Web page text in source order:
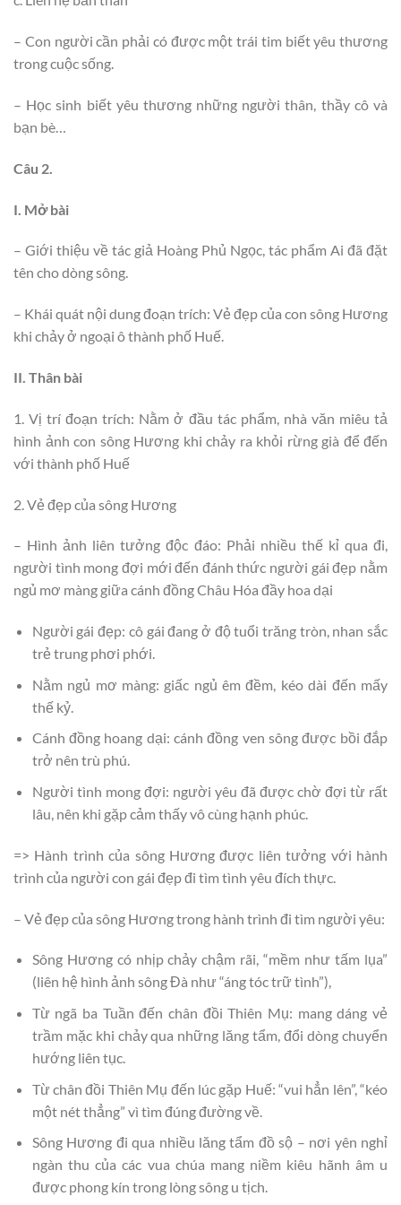
– Con người cần phải có được một trái tim biết yêu thương
trong cuộc sống.
– Học sinh biết yêu thương những người thân, thầy cô và
bạn bè…
Câu 2.
I. Mở bài
– Giới thiệu về tác giả Hoàng Phủ Ngọc, tác phẩm Ai đã đặt
tên cho dòng sông.
– Khái quát nội dung đoạn trích: Vẻ đẹp của con sông Hương
khi chảy ở ngoại ô thành phố Huế.
II. Thân bài
1. Vị trí đoạn trích: Nằm ở đầu tác phẩm, nhà văn miêu tả
hình ảnh con sông Hương khi chảy ra khỏi rừng già để đến
với thành phố Huế
2. Vẻ đẹp của sông Hương
– Hình ảnh liên tưởng độc đáo: Phải nhiều thế kỉ qua đi,
người tình mong đợi mới đến đánh thức người gái đẹp nằm
ngủ mơ màng giữa cánh đồng Châu Hóa đầy hoa dại
Người gái đẹp: cô gái đang ở độ tuổi trăng tròn, nhan sắc
trẻ trung phơi phới.
Nằm ngủ mơ màng: giấc ngủ êm đềm, kéo dài đến mấy
thế kỷ.
Cánh đồng hoang dại: cánh đồng ven sông được bồi đắp
trở nên trù phú.
Người tình mong đợi: người yêu đã được chờ đợi từ rất
lâu, nên khi gặp cảm thấy vô cùng hạnh phúc.
=> Hành trình của sông Hương được liên tưởng với hành
trình của người con gái đẹp đi tìm tình yêu đích thực.
– Vẻ đẹp của sông Hương trong hành trình đi tìm người yêu:
Sông Hương có nhịp chảy chậm rãi, “mềm như tấm lụa”
(liên hệ hình ảnh sông Đà như “áng tóc trữ tình”),
Từ ngã ba Tuần đến chân đồi Thiên Mụ: mang dáng vẻ
trầm mặc khi chảy qua những lăng tẩm, đổi dòng chuyển
hướng liên tục.
Từ chân đồi Thiên Mụ đến lúc gặp Huế: “vui hẳn lên”, “kéo
một nét thẳng” vì tìm đúng đường về.
Sông Hương đi qua nhiều lăng tẩm đồ sộ – nơi yên nghỉ
ngàn thu của các vua chúa mang niềm kiêu hãnh âm u
được phong kín trong lòng sông u tịch.